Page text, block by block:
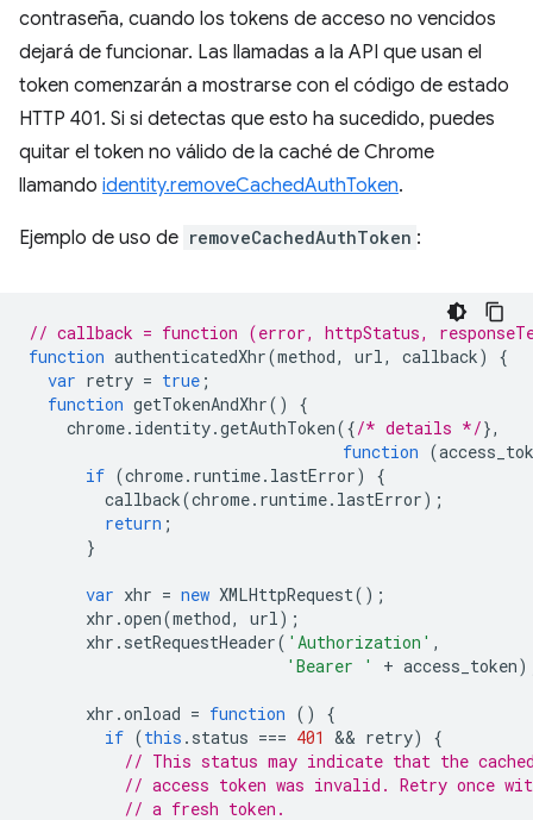
contraseña, cuando los tokens de acceso no vencidos
dejará de funcionar. Las llamadas a la API que usan el
token comenzarán a mostrarse con el código de estado
HTTP 401. Si si detectas que esto ha sucedido, puedes
quitar el token no válido de la caché de Chrome
llamando identity.removeCachedAuthToken.
Ejemplo de uso de removeCachedAuthToken :
// callback = function (error, httpStatus,
function authenticatedXhr(method, url, callback)
{
var retry = true ;
function getTokenAndXhr()
{
chrome. identity.getAuthToken({/* details */},
function (
if (chrome. runtime. lastError)
{
callback(chrome. runtime. lastError);
return ;
}
var xhr = new XMLHttpRequest();
xhr .open(method, url);
xhr . setRequestHeader( 'Authorization' ,
'Bearer '
+ access_token
xhr .onload = function ()
{
if (this . status === 401 && retry)
{
// This status may indicate that the
// access token was invalid. Retry once
// a fresh token.